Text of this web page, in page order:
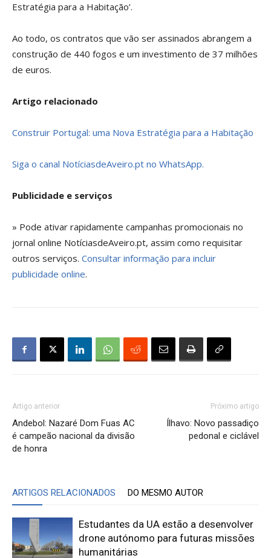
Estratégia para a Habitação’.
Ao todo, os contratos que vão ser assinados abrangem a
construção de 440 fogos e um investimento de 37 milhões
de euros.
Artigo relacionado
Construir Portugal: uma Nova Estratégia para a Habitação
Siga o canal NotíciasdeAveiro.pt no WhatsApp.
Publicidade e serviços
» Pode ativar rapidamente campanhas promocionais no
jornal online NotíciasdeAveiro.pt, assim como requisitar
outros serviços. Consultar informação para incluir
publicidade online.
Artigo anterior
Andebol: Nazaré Dom Fuas AC
é campeão nacional da divisão
de honra
Próximo artigo
Ílhavo: Novo passadiço
pedonal e ciclável
ARTIGOS RELACIONADOS DO MESMO AUTOR
Estudantes da UA estão a desenvolver
drone autónomo para futuras missões
humanitárias